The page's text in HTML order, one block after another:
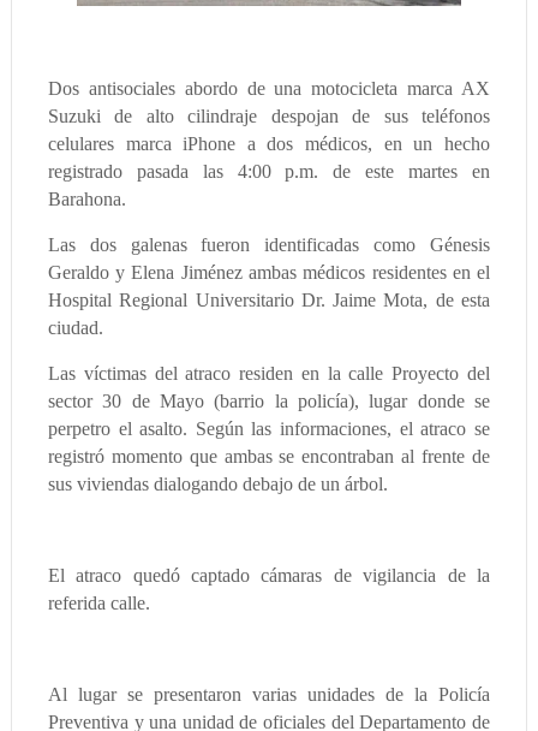
Dos antisociales abordo de una motocicleta marca AX
Suzuki de alto cilindraje despojan de sus teléfonos
celulares marca iPhone a dos médicos, en un hecho
registrado pasada las 4:00 p.m. de este martes en
Barahona.
Las dos galenas fueron identificadas como Génesis
Geraldo y Elena Jiménez ambas médicos residentes en el
Hospital Regional Universitario Dr. Jaime Mota, de esta
ciudad.
Las víctimas del atraco residen en la calle Proyecto del
sector 30 de Mayo (barrio la policía), lugar donde se
perpetro el asalto. Según las informaciones, el atraco se
registró momento que ambas se encontraban al frente de
sus viviendas dialogando debajo de un árbol.
El atraco quedó captado cámaras de vigilancia de la
referida calle.
Al lugar se presentaron varias unidades de la Policía
Preventiva y una unidad de oficiales del Departamento de